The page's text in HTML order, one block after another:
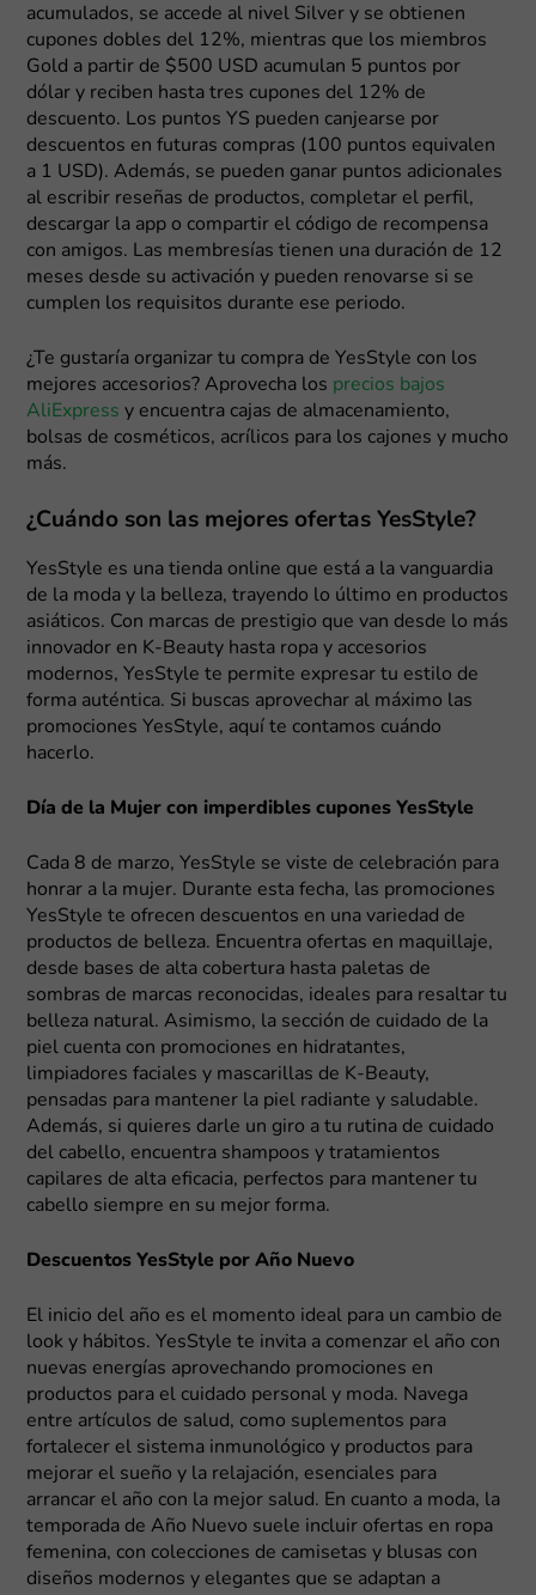
acumulados, se accede al nivel Silver y se obtienen
cupones dobles del 12%, mientras que los miembros
Gold a partir de $500 USD acumulan 5 puntos por
dólar y reciben hasta tres cupones del 12% de
descuento. Los puntos YS pueden canjearse por
descuentos en futuras compras (100 puntos equivalen
a 1 USD). Además, se pueden ganar puntos adicionales
al escribir reseñas de productos, completar el perfil,
descargar la app o compartir el código de recompensa
con amigos. Las membresías tienen una duración de 12
meses desde su activación y pueden renovarse si se
cumplen los requisitos durante ese periodo.
¿Te gustaría organizar tu compra de YesStyle con los
mejores accesorios? Aprovecha los precios bajos
AliExpress y encuentra cajas de almacenamiento,
bolsas de cosméticos, acrílicos para los cajones y mucho
más.
¿Cuándo son las mejores ofertas YesStyle?
YesStyle es una tienda online que está a la vanguardia
de la moda y la belleza, trayendo lo último en productos
asiáticos. Con marcas de prestigio que van desde lo más
innovador en K-Beauty hasta ropa y accesorios
modernos, YesStyle te permite expresar tu estilo de
forma auténtica. Si buscas aprovechar al máximo las
promociones YesStyle, aquí te contamos cuándo
hacerlo.
Día de la Mujer con imperdibles cupones YesStyle
Cada 8 de marzo, YesStyle se viste de celebración para
honrar a la mujer. Durante esta fecha, las promociones
YesStyle te ofrecen descuentos en una variedad de
productos de belleza. Encuentra ofertas en maquillaje,
desde bases de alta cobertura hasta paletas de
sombras de marcas reconocidas, ideales para resaltar tu
belleza natural. Asimismo, la sección de cuidado de la
piel cuenta con promociones en hidratantes,
limpiadores faciales y mascarillas de K-Beauty,
pensadas para mantener la piel radiante y saludable.
Además, si quieres darle un giro a tu rutina de cuidado
del cabello, encuentra shampoos y tratamientos
capilares de alta eficacia, perfectos para mantener tu
cabello siempre en su mejor forma.
Descuentos YesStyle por Año Nuevo
El inicio del año es el momento ideal para un cambio de
look y hábitos. YesStyle te invita a comenzar el año con
nuevas energías aprovechando promociones en
productos para el cuidado personal y moda. Navega
entre artículos de salud, como suplementos para
fortalecer el sistema inmunológico y productos para
mejorar el sueño y la relajación, esenciales para
arrancar el año con la mejor salud. En cuanto a moda, la
temporada de Año Nuevo suele incluir ofertas en ropa
femenina, con colecciones de camisetas y blusas con
diseños modernos y elegantes que se adaptan a